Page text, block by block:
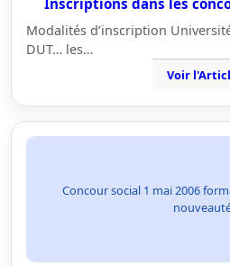
Inscriptions dans les
Modalités d’inscription
DUT… les…
Voir
Concour social 1 mai 2006